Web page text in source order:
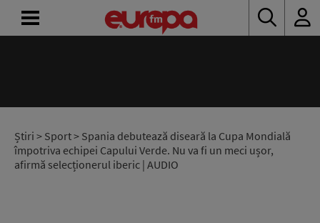
Știri > Sport> Spania debutează diseară la Cupa Mondială
împotriva echipei Capului Verde. Nu va fi un meci ușor,
afirmă selecționerul iberic | AUDIO
RADIO
CONCURSURI